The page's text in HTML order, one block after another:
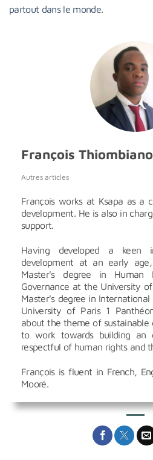
partout dans le monde.
François Thiombiano
Autres articles
François works at Ksapa as a
development. He is also in
support.
Having developed a keen
development at an early
Master's degree in Human
Governance at the University
Master's degree in
University of Paris 1
about the theme of sustainable
to work towards building an
respectful of human rights and
François is fluent in French,
Mooré.